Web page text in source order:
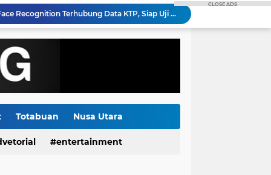
Gubernur Yulius Selvanus Hadiri Gelar Apel Tanggap Bencana di Polda Sulut
Kapolda Sulut Bantah Ada Cawe - cawe Dalam Pemeriksaan Petinggi GMIM, Semua Berdasarkan Laporan Masyarakat
Sulut Berganti dan Dikukuhkan
Kapitu Sudah Sesuai Dan Diawasi APH
Gorontalo Tuntas Terang, PLN Nyalakan Listrik Perdana di Pulau Dudepo, Rasio Desa Berlistrik Provinsi Gorontalo Capai 100 Persen
Totabuan Nusa Utara
entertainment
CLOSE ADS